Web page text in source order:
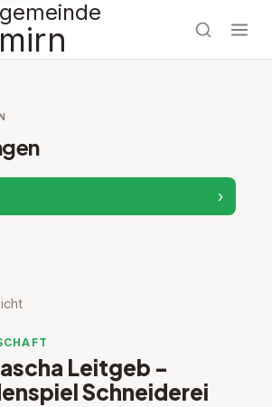
›
Leitgeb -
Schneiderei